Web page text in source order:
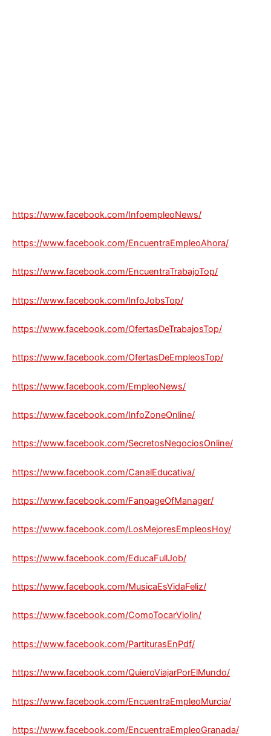
https://www.facebook.com/InfoempleoNews/
https://www.facebook.com/EncuentraEmpleoAhora/
https://www.facebook.com/EncuentraTrabajoTop/
https://www.facebook.com/InfoJobsTop/
https://www.facebook.com/OfertasDeTrabajosTop/
https://www.facebook.com/OfertasDeEmpleosTop/
https://www.facebook.com/EmpleoNews/
https://www.facebook.com/InfoZoneOnline/
https://www.facebook.com/SecretosNegociosOnline/
https://www.facebook.com/CanalEducativa/
https://www.facebook.com/FanpageOfManager/
https://www.facebook.com/LosMejoresEmpleosHoy/
https://www.facebook.com/EducaFullJob/
https://www.facebook.com/MusicaEsVidaFeliz/
https://www.facebook.com/ComoTocarViolin/
https://www.facebook.com/PartiturasEnPdf/
https://www.facebook.com/QuieroViajarPorElMundo/
https://www.facebook.com/EncuentraEmpleoMurcia/
https://www.facebook.com/EncuentraEmpleoGranada/